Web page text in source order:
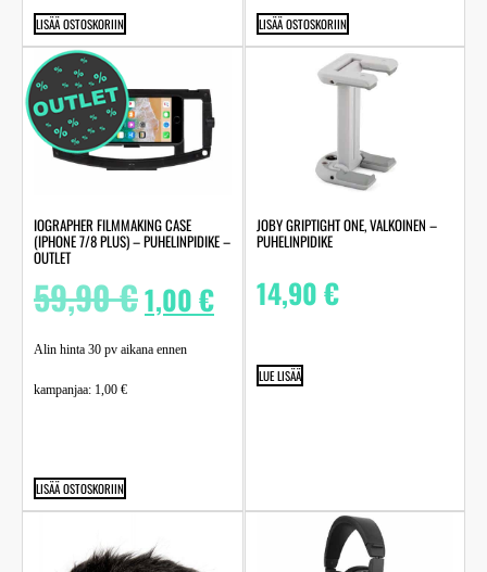
LISÄÄ OSTOSKORIIN LISÄÄ OSTOSKORIIN
IOGRAPHER FILMMAKING CASE
(IPHONE 7/8 PLUS) – PUHELINPIDIKE –
OUTLET
59,90€1,00€
Alin hinta 30 pv aikana ennen
kampanjaa: 1,00 €
LISÄÄ OSTOSKORIIN
JOBY GRIPTIGHT ONE, VALKOINEN –
PUHELINPIDIKE
14,90€
LUE LISÄÄ